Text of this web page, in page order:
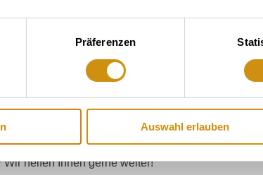
Präferenzen
Auswahl erlauben
helfen Ihnen gerne weiter!